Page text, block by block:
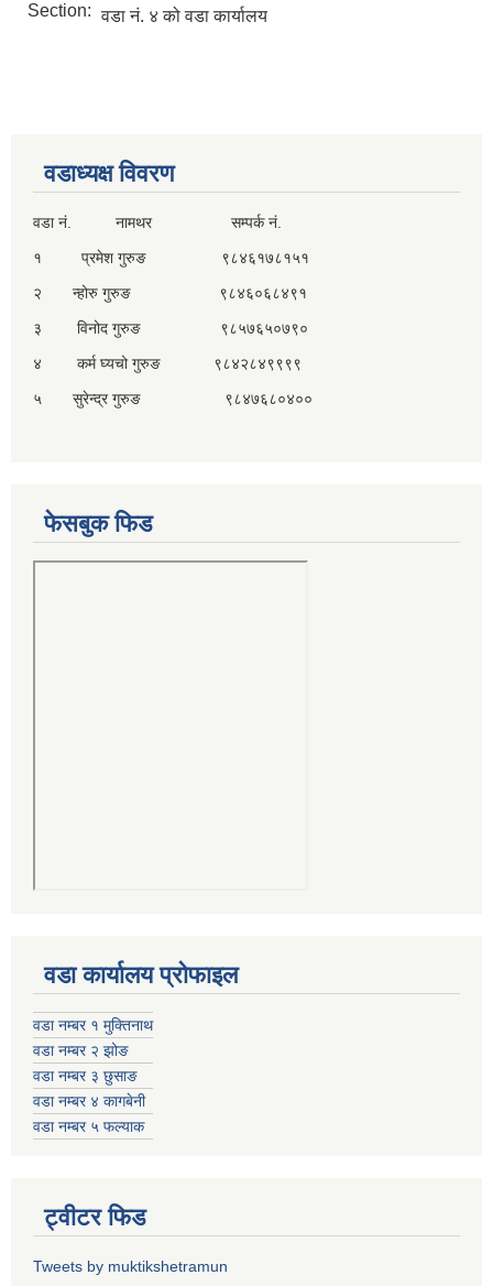
Section: वडा नं. ४ को वडा कार्यालय
वडाध्यक्ष विवरण
वडा नं. नामथर सम्पर्क नं.
१ प्रमेश गुरुङ ९८४६१७८१५१
२ न्होरु गुरुङ ९८४६०६८४९१
३ विनोद गुरुङ ९८५७६५०७९०
४ कर्म घ्यचो गुरुङ ९८४२८४९९९९
५ सुरेन्द्र गुरुङ ९८४७६८०४००
फेसबुक फिड
वडा कार्यालय प्रोफाइल
वडा नम्बर १ मुक्तिनाथ
वडा नम्बर २ झोङ
वडा नम्बर ३ छुसाङ
वडा नम्बर ४ कागबेनी
वडा नम्बर ५ फल्याक
ट्वीटर फिड
Tweets by muktikshetramun